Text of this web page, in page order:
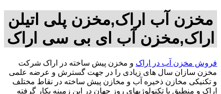
مخزن آب اراک,مخزن پلی اتیلن
اراک,مخزن آب ای بی سی اراک
فروش مخزن آب در اراک و مخزن پیش ساخته در اراک شرکت
مخزن سازان سال های زیادی را در جهت گسترش و عرضه علمی
و تکنیکی مخازن ذخیره آب و مخازن پیش ساخته در نقاط مختلف
اراک و منطبق با تکنولوژیهای روز جهان در این زمینه بکار گرفته